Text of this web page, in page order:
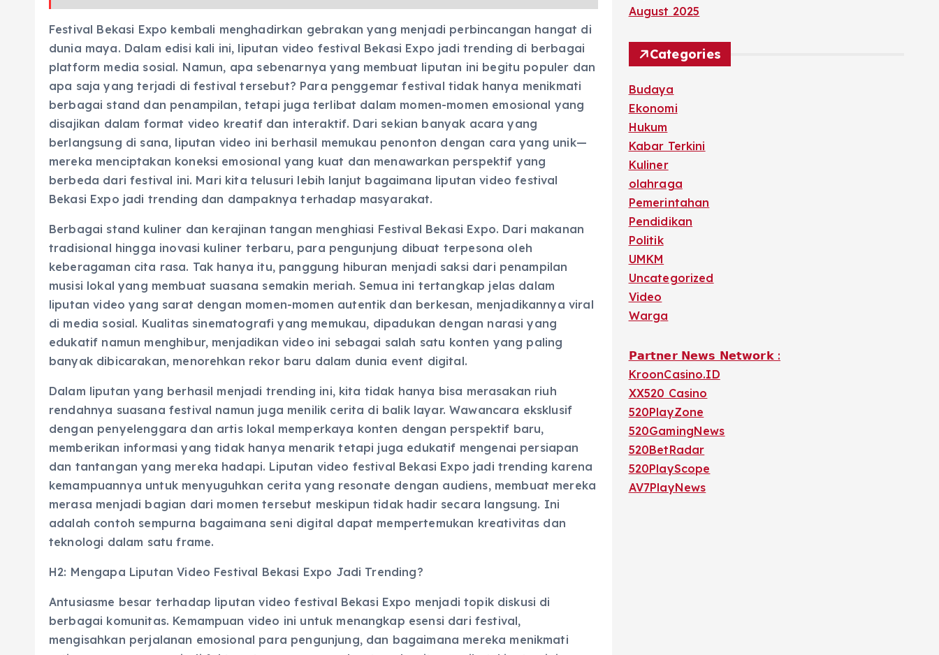
Festival Bekasi Expo kembali menghadirkan gebrakan yang menjadi perbincangan hangat di
dunia maya. Dalam edisi kali ini, liputan video festival Bekasi Expo jadi trending di berbagai
platform media sosial. Namun, apa sebenarnya yang membuat liputan ini begitu populer dan
apa saja yang terjadi di festival tersebut? Para penggemar festival tidak hanya menikmati
berbagai stand dan penampilan, tetapi juga terlibat dalam momen-momen emosional yang
disajikan dalam format video kreatif dan interaktif. Dari sekian banyak acara yang
berlangsung di sana, liputan video ini berhasil memukau penonton dengan cara yang unik—
mereka menciptakan koneksi emosional yang kuat dan menawarkan perspektif yang
berbeda dari festival ini. Mari kita telusuri lebih lanjut bagaimana liputan video festival
Bekasi Expo jadi trending dan dampaknya terhadap masyarakat.
Berbagai stand kuliner dan kerajinan tangan menghiasi Festival Bekasi Expo. Dari makanan
tradisional hingga inovasi kuliner terbaru, para pengunjung dibuat terpesona oleh
keberagaman cita rasa. Tak hanya itu, panggung hiburan menjadi saksi dari penampilan
musisi lokal yang membuat suasana semakin meriah. Semua ini tertangkap jelas dalam
liputan video yang sarat dengan momen-momen autentik dan berkesan, menjadikannya viral
di media sosial. Kualitas sinematografi yang memukau, dipadukan dengan narasi yang
edukatif namun menghibur, menjadikan video ini sebagai salah satu konten yang paling
banyak dibicarakan, menorehkan rekor baru dalam dunia event digital.
Dalam liputan yang berhasil menjadi trending ini, kita tidak hanya bisa merasakan riuh
rendahnya suasana festival namun juga menilik cerita di balik layar. Wawancara eksklusif
dengan penyelenggara dan artis lokal memperkaya konten dengan perspektif baru,
memberikan informasi yang tidak hanya menarik tetapi juga edukatif mengenai persiapan
dan tantangan yang mereka hadapi. Liputan video festival Bekasi Expo jadi trending karena
kemampuannya untuk menyuguhkan cerita yang resonate dengan audiens, membuat mereka
merasa menjadi bagian dari momen tersebut meskipun tidak hadir secara langsung. Ini
adalah contoh sempurna bagaimana seni digital dapat mempertemukan kreativitas dan
teknologi dalam satu frame.
H2: Mengapa Liputan Video Festival Bekasi Expo Jadi Trending?
Antusiasme besar terhadap liputan video festival Bekasi Expo menjadi topik diskusi di
berbagai komunitas. Kemampuan video ini untuk menangkap esensi dari festival,
mengisahkan perjalanan emosional para pengunjung, dan bagaimana mereka menikmati
August 2025
Categories
Budaya
Ekonomi
Hukum
Kabar Terkini
Kuliner
olahraga
Pemerintahan
Pendidikan
Politik
UMKM
Uncategorized
Video
Warga
𝗣𝗮𝗿𝘁𝗻𝗲𝗿 𝗡𝗲𝘄𝘀 𝗡𝗲𝘁𝘄𝗼𝗿𝗸 :
KroonCasino.ID
XX520 Casino
520PlayZone
520GamingNews
520BetRadar
520PlayScope
AV7PlayNews